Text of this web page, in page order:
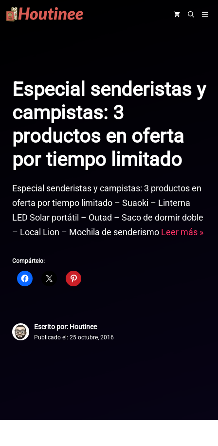
Saltar
al
Especial senderistas y
campistas: 3
productos en oferta
por tiempo limitado
Especial senderistas y campistas: 3 productos en
oferta por tiempo limitado – Suaoki – Linterna
LED Solar portátil – Outad – Saco de dormir doble
– Local Lion – Mochila de senderismo Leer más »
Compártelo:
Escrito por: Houtinee
Publicado el: 25 octubre, 2016